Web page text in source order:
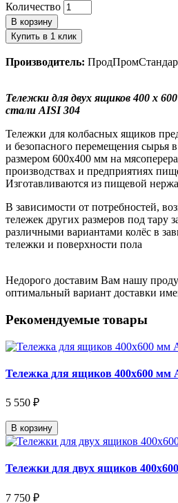
Количество
В корзину
Купить в 1 клик
Производитель:
Тележки для двух ящиков 400 х
стали AISI 304
Тележки для колбасных ящиков
и безопасного перемещения сырья
размером 600х400 мм на
производствах и предприятиях
Изготавливаются из пищевой
В зависимости от потребностей,
тележек других размеров под тару
различными вариантами колёс в
тележки и поверхности пола
Недорого доставим Вам нашу
оптимальный вариант доставки
Рекомендуемые товары
Тележка для ящиков 400х600 мм
5 550 ₽
В корзину
Тележки для двух ящиков
7 750 ₽